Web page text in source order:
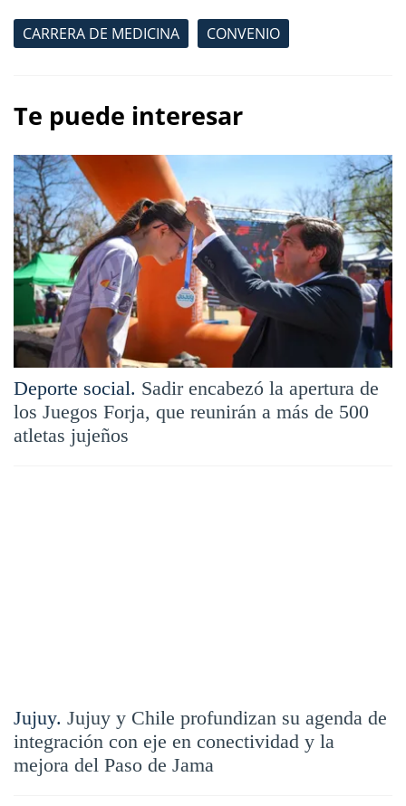
CARRERA DE MEDICINA CONVENIO
Te puede interesar
Deporte social. Sadir encabezó la apertura de
los Juegos Forja, que reunirán a más de 500
atletas jujeños
Jujuy. Jujuy y Chile profundizan su agenda de
integración con eje en conectividad y la
mejora del Paso de Jama